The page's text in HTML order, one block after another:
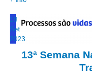
Plantão Judiciário
Listar Processos
Portal Conciliação
18
Set
2023
13ª Semana